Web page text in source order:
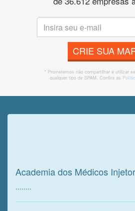
CRIE SUA
* Prometemos não compartilhar e utilizar
qualquer tipo de SPAM. Confira as
Academia dos Médicos
........